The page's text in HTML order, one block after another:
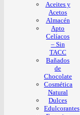
Aceites y
Acetos
Almacén
Apto
Celíacos
– Sin
TACC
Bañados
de
Chocolate
Cosmética
Natural
Dulces
Edulcorantes